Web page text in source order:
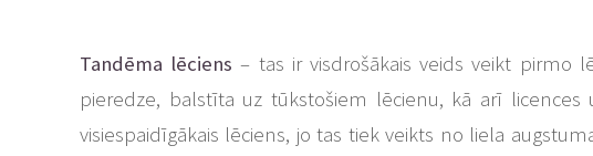
Tandēma lēciens – tas ir visdrošākais veids veikt pirmo
pieredze, balstīta uz tūkstošiem lēcienu, kā arī
visiespaidīgākais lēciens, jo tas tiek veikts no liela